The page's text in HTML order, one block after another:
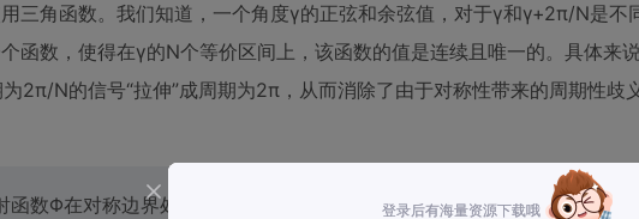
三角函数。我们知道，一个角度γ的正弦和余弦值，对于γ和γ+2π/N是不
函数，使得在γ的N个等价区间上，该函数的值是连续且唯一的。具体来
2π/N的信号“拉伸”成周期为2π，从而消除了由于对称性带来的周期性歧
函数Φ在对称边界处存在跳变或不连续，那么当物体的真实姿态恰好处于